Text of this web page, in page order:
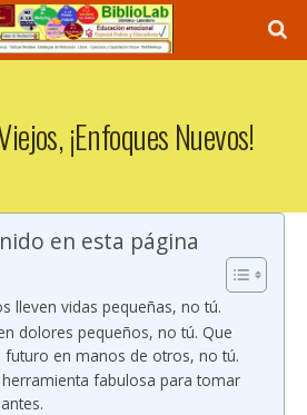
¡enfoques Nuevos!
en esta página
lleven vidas pequeñas, no tú.
dolores pequeños, no tú. Que
futuro en manos de otros, no tú.
fabulosa para tomar